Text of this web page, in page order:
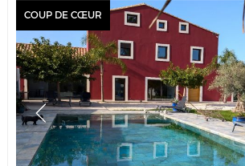
COUP DE CŒUR